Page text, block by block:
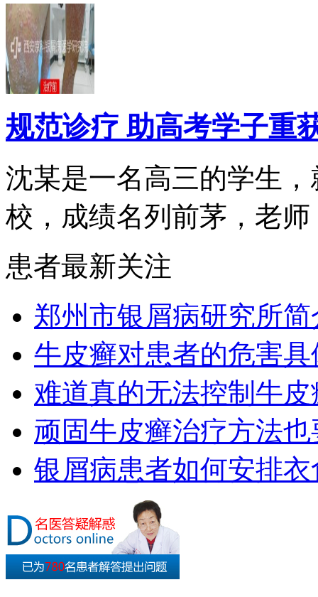
规范诊疗 助高考学子重
沈某是一名高三的学生
校，成绩名列前茅，老师
患者最新关注
郑州市银屑病研究所简
牛皮癣对患者的危害
难道真的无法控制牛
顽固牛皮癣治疗方法也
银屑病患者如何安排